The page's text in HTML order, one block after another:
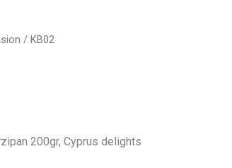
/ KB02
200gr, Cyprus delights